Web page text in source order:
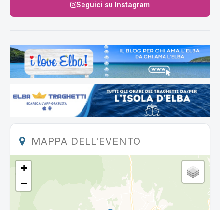
Seguici su Instagram
MAPPA DELL'EVENTO
+
−